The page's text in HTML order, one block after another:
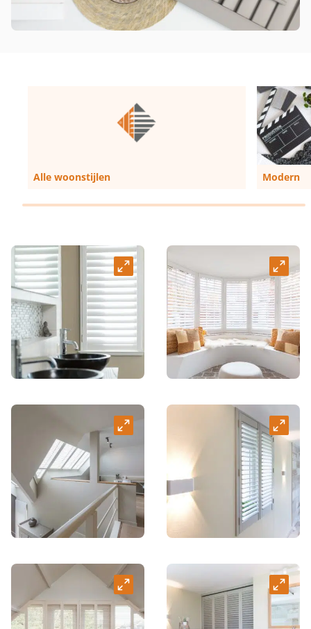
Alle woonstijlen Modern